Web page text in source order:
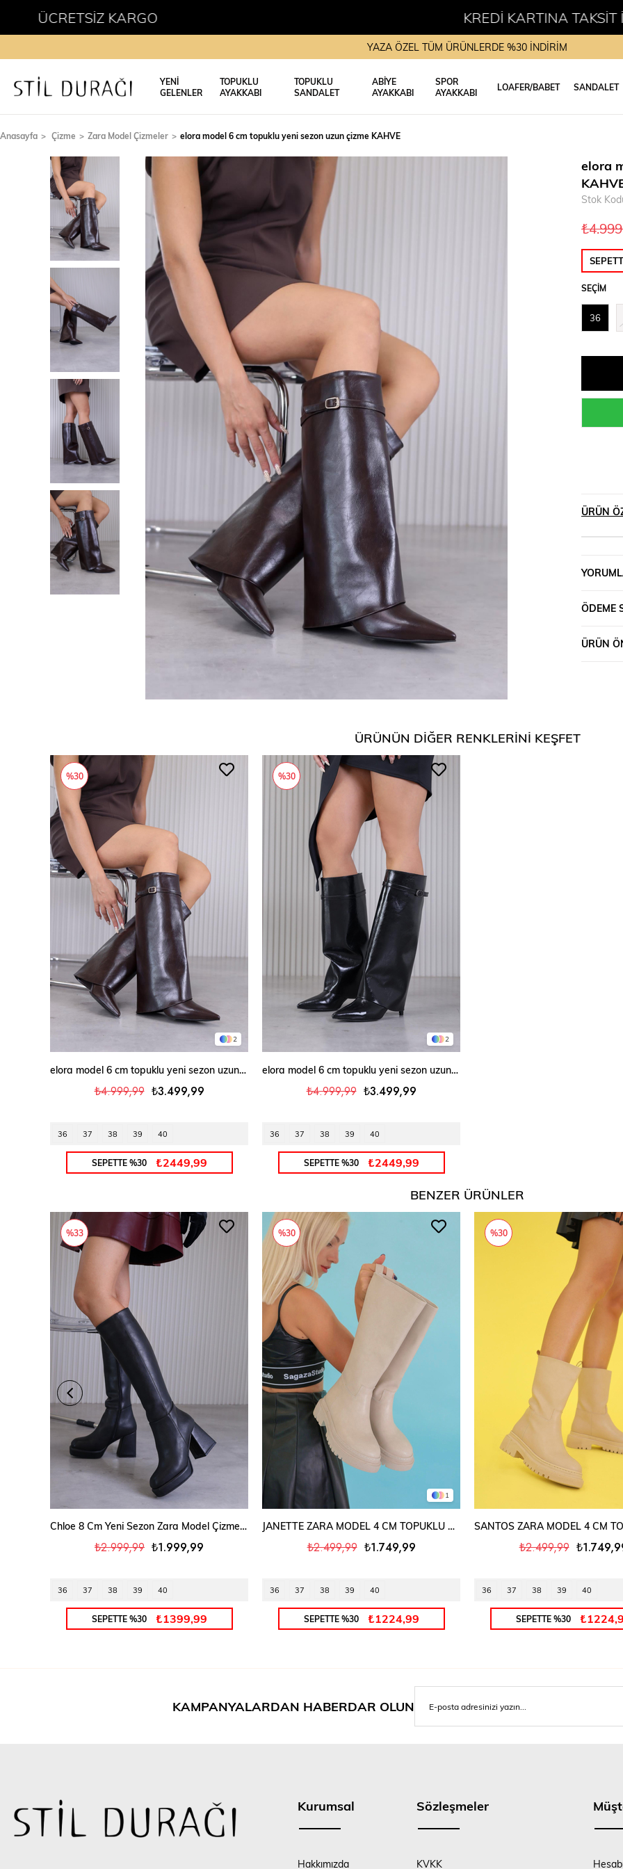
KREDİ KARTINA TAKSİT İMKANI
YAZA ÖZEL TÜM ÜRÜNLERDE %30 İNDİRİM
YENİ
GELENLER
TOPUKLU
AYAKKABI
TOPUKLU
SANDALET
ABİYE
AYAKKABI
SPOR
AYAKKABI
LOAFER/BABET SANDALET
Anasayfa Çizme Zara Model Çizmeler elora model 6 cm topuklu yeni sezon uzun çizme KAHVE
elora
Stok
SEÇIM
36
ÜRÜN
ÖDEME
ÜRÜN
ÜRÜNÜN DIĞER RENKLERINI KEŞFET
2
elora model 6 cm topuklu yeni sezon uzun çizme KAHVE
₺3.499,99
₺4.999,99
36 37 38 39 40
SEPETTE %30 ₺2449,99
%30
2
elora model 6 cm topuklu yeni sezon uzun çizme SIYAH
₺3.499,99
₺4.999,99
36 37 38 39 40
SEPETTE %30 ₺2449,99
%30
BENZER ÜRÜNLER
SEPETE EKLE
Chloe 8 Cm Yeni̇ Sezon Zara Model Çi̇zme Siyah
₺1.999,99
₺2.999,99
36 37 38 39 40
SEPETTE %30 ₺1399,99
%33
1
SEPETE EKLE
JANETTE ZARA MODEL 4 CM TOPUKLU KISA BOT ÇİZME TAS
₺1.749,99
₺2.499,99
36 37 38 39 40
SEPETTE %30 ₺1224,99
%30
SEPETE EKLE
₺2.499,99
36 37 38 39 40
SEPETTE %30
%30
KAMPANYALARDAN HABERDAR OLUN
Kurumsal
Hakkımızda
Sözleşmeler
KVKK